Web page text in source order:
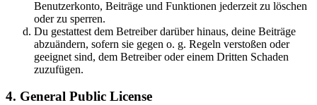
Benutzerkonto, Beiträge und Funktionen jederzeit zu löschen
oder zu sperren.
Du gestattest dem Betreiber darüber hinaus, deine Beiträge
abzuändern, sofern sie gegen o. g. Regeln verstoßen oder
geeignet sind, dem Betreiber oder einem Dritten Schaden
zuzufügen.
4. General Public License